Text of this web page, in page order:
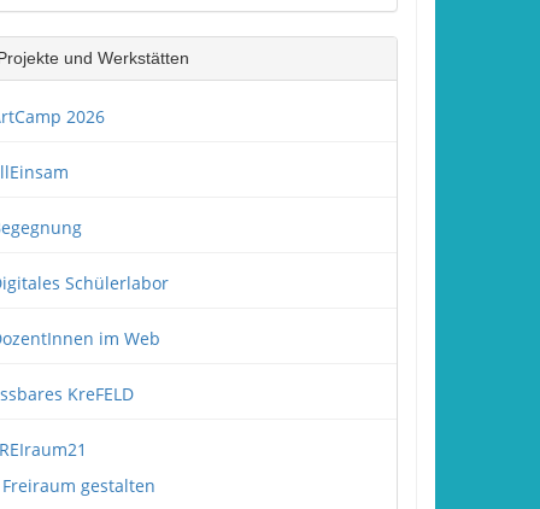
und Werkstätten
2026
Schülerlabor
im Web
KreFELD
Freiraum gestalten